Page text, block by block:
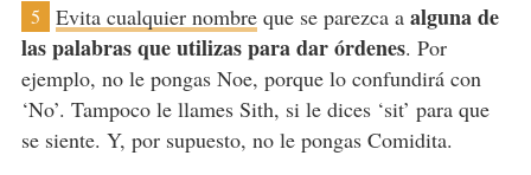
5 Evita cualquier nombreque se parezca a alguna de
las palabras que utilizas para dar órdenes. Por
ejemplo, no le pongas Noe, porque lo confundirá con
‘No’. Tampoco le llames Sith, si le dices ‘sit’ para que
se siente. Y, por supuesto, no le pongas Comidita.